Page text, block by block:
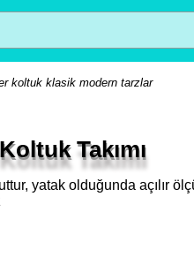
koltuk klasik modern tarzlar
Takımı
yatak olduğunda açılır